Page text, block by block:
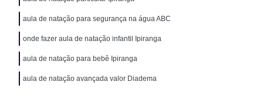
aula de natação para segurança na água ABC
onde fazer aula de natação infantil Ipiranga
aula de natação para bebê Ipiranga
aula de natação avançada valor Diadema